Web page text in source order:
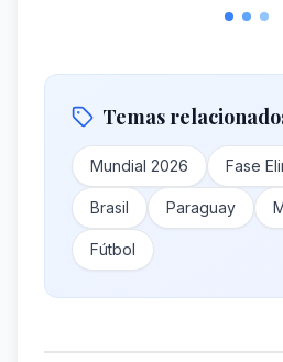
Temas
Mundial 2026 Fase
Brasil Paraguay
Fútbol